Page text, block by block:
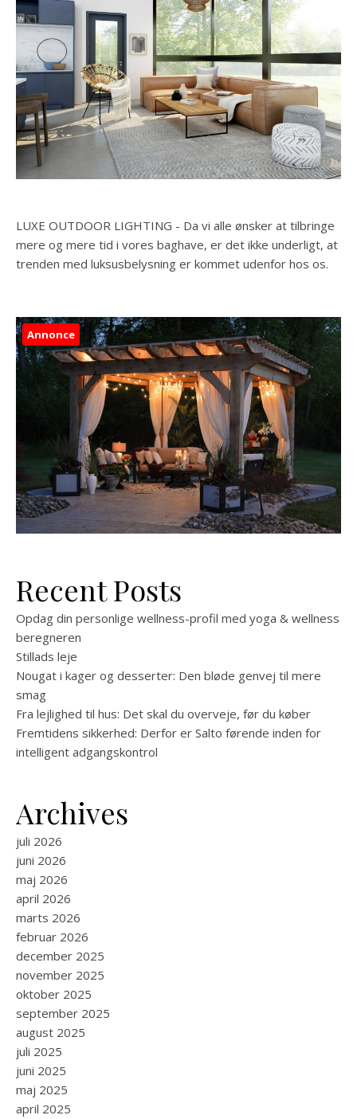
LUXE OUTDOOR LIGHTING - Da vi alle ønsker at tilbringe
mere og mere tid i vores baghave, er det ikke underligt, at
trenden med luksusbelysning er kommet udenfor hos os.
Annonce
Recent Posts
Opdag din personlige wellness-profil med yoga & wellness
beregneren
Stillads leje
Nougat i kager og desserter: Den bløde genvej til mere
smag
Fra lejlighed til hus: Det skal du overveje, før du køber
Fremtidens sikkerhed: Derfor er Salto førende inden for
intelligent adgangskontrol
Archives
juli 2026
juni 2026
maj 2026
april 2026
marts 2026
februar 2026
december 2025
november 2025
oktober 2025
september 2025
august 2025
juli 2025
juni 2025
maj 2025
april 2025